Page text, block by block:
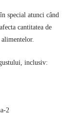
special atunci când
cantitatea de
inclusiv:
2